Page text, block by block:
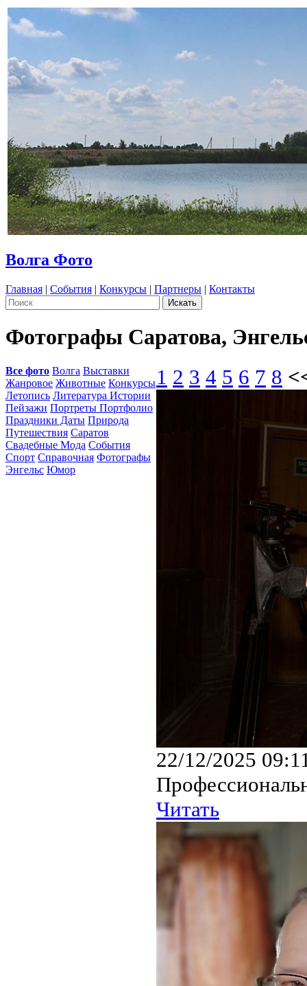
Волга Фото
Главная | События | Конкурсы | Партнеры | Контакты
Фотографы Саратова,
Все фото Волга Выставки
Жанровое Животные Конкурсы
Летопись Литература Истории
Пейзажи Портреты Портфолио
Праздники Даты Природа
Путешествия Саратов
Свадебные Мода События
Спорт Справочная Фотографы
Энгельс Юмор
1 2 3 4 5 6 7 8
22/12/2025
Читать